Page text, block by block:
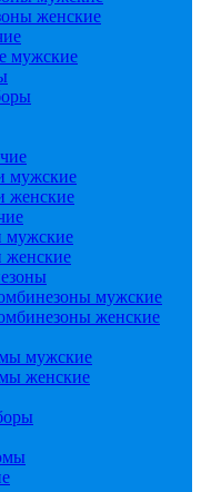
женские
мужские
мужские
женские
мужские
женские
мужские
женские
мужские
женские